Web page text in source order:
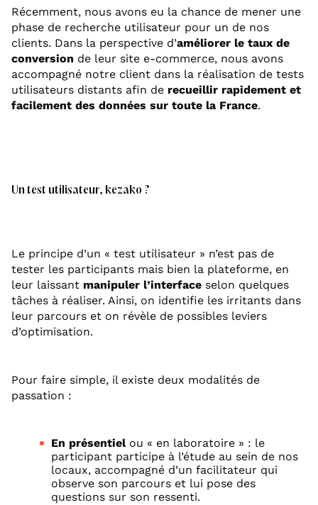
Récemment, nous avons eu la chance de mener une
phase de recherche utilisateur pour un de nos
clients. Dans la perspective d’améliorer le taux de
conversion de leur site e-commerce, nous avons
accompagné notre client dans la réalisation de tests
utilisateurs distants afin de recueillir rapidement et
facilement des données sur toute la France.
Un test utilisateur, kezako ?
Le principe d’un « test utilisateur » n’est pas de
tester les participants mais bien la plateforme, en
leur laissant manipuler l’interface selon quelques
tâches à réaliser. Ainsi, on identifie les irritants dans
leur parcours et on révèle de possibles leviers
d’optimisation.
Pour faire simple, il existe deux modalités de
passation :
En présentielou « en laboratoire » : le
participant participe à l’étude au sein de nos
locaux, accompagné d’un facilitateur qui
observe son parcours et lui pose des
questions sur son ressenti.